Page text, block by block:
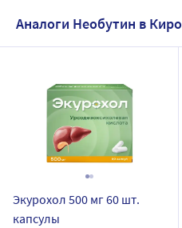
Аналоги Необутин в
Экурохол 500 мг 60 шт.
капсулы